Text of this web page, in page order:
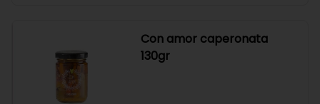
Con amor caperonata
130gr